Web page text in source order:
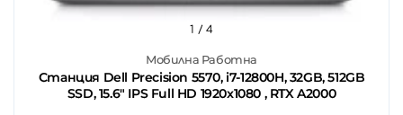
Мобилна Работна
Станция Dell Precision 5570, i7-12800H, 32GB, 512GB
SSD, 15.6" IPS Full HD 1920x1080 , RTX A2000
1 / 4